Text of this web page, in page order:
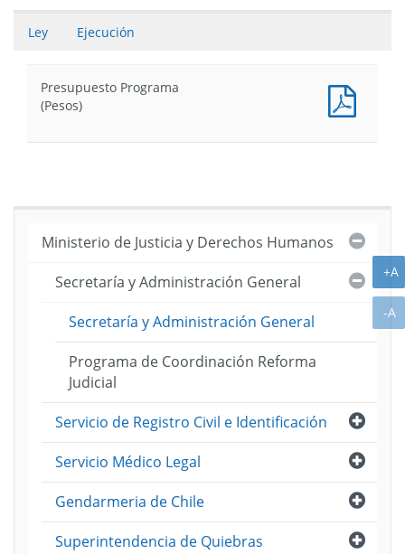
Ley Ejecución
Presupuesto Programa
(Pesos)
Ministerio de Justicia y Derechos Humanos
Secretaría y Administración General
Secretaría y Administración General
Programa de Coordinación Reforma
Judicial
Abrir
Servicio de Registro Civil e Identificación
Abrir
Servicio Médico Legal
Abrir
Gendarmeria de Chile
Abrir
Superintendencia de Quiebras
+A
-A